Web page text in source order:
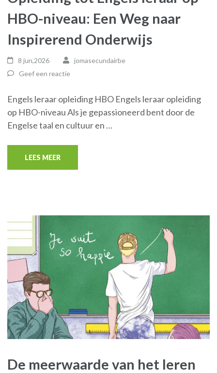
HBO-niveau: Een Weg naar
Inspirerend Onderwijs
8 jun,2026
jomasecundairbe
Geef een reactie
Engels leraar opleiding HBO Engels leraar opleiding
op HBO-niveau Als je gepassioneerd bent door de
Engelse taal en cultuur en …
LEES MEER
De meerwaarde van het leren